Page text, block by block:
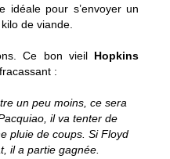
idéale pour s’envoyer un
de viande.
Ce bon vieil Hopkins
:
un peu moins, ce sera
il va tenter de
pluie de coups. Si Floyd
il a partie gagnée.